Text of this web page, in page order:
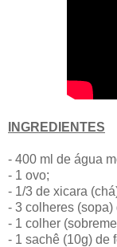
INGREDIENTES
- 400 ml de água
- 1 ovo;
- 1/3 de xicara
- 3 colheres (sopa)
- 1 colher
- 1 sachê (10g) de